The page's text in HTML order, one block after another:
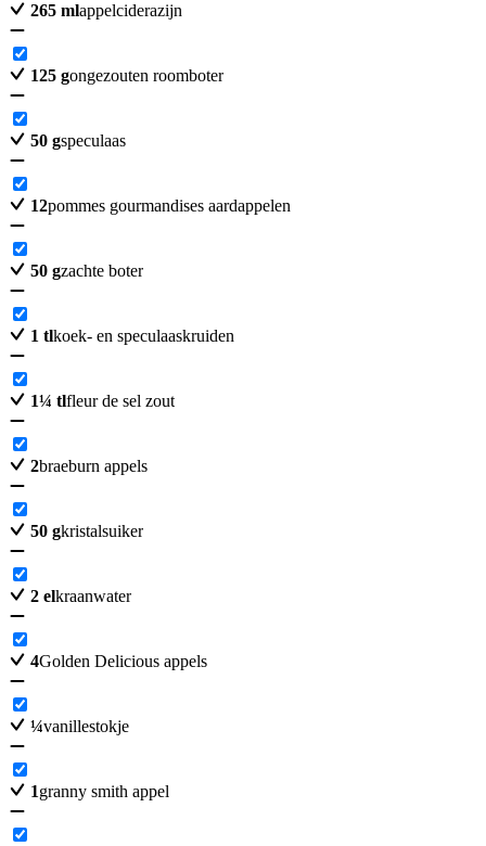
265 mlappelciderazijn
125 gongezouten roomboter
50 gspeculaas
12pommes gourmandises aardappelen
50 gzachte boter
1 tlkoek- en speculaaskruiden
1¼ tlfleur de sel zout
2braeburn appels
50 gkristalsuiker
2 elkraanwater
4Golden Delicious appels
¼vanillestokje
1granny smith appel